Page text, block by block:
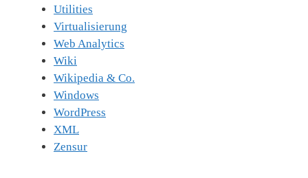
Utilities
Virtualisierung
Web Analytics
Wiki
Wikipedia & Co.
Windows
WordPress
XML
Zensur